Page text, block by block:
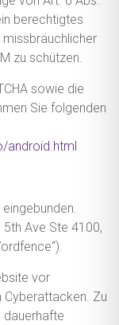
berechtigtes
zu schützen.
sowie die
Sie folgenden
android.html
Ave Ste 4100,
vor
Zu
dauerhafte